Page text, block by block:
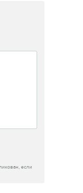
если